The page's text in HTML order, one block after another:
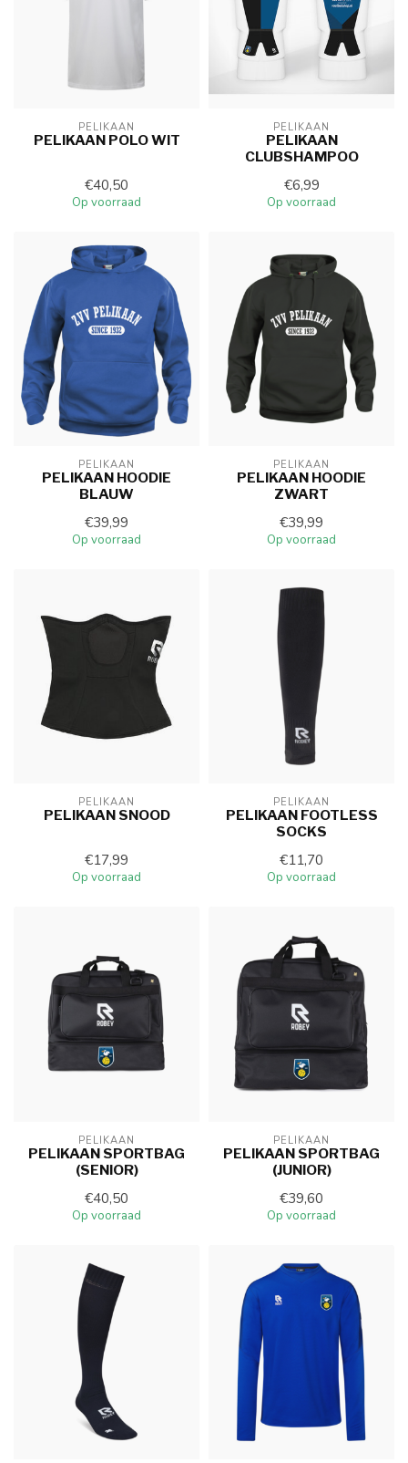
PELIKAAN
PELIKAAN POLO WIT
€40,50
Op voorraad
PELIKAAN
PELIKAAN
CLUBSHAMPOO
€6,99
Op voorraad
PELIKAAN
PELIKAAN HOODIE
BLAUW
€39,99
Op voorraad
PELIKAAN
PELIKAAN HOODIE
ZWART
€39,99
Op voorraad
PELIKAAN
PELIKAAN SNOOD
€17,99
Op voorraad
PELIKAAN
PELIKAAN FOOTLESS
SOCKS
€11,70
Op voorraad
PELIKAAN
PELIKAAN SPORTBAG
(SENIOR)
€40,50
Op voorraad
PELIKAAN
PELIKAAN SPORTBAG
(JUNIOR)
€39,60
Op voorraad